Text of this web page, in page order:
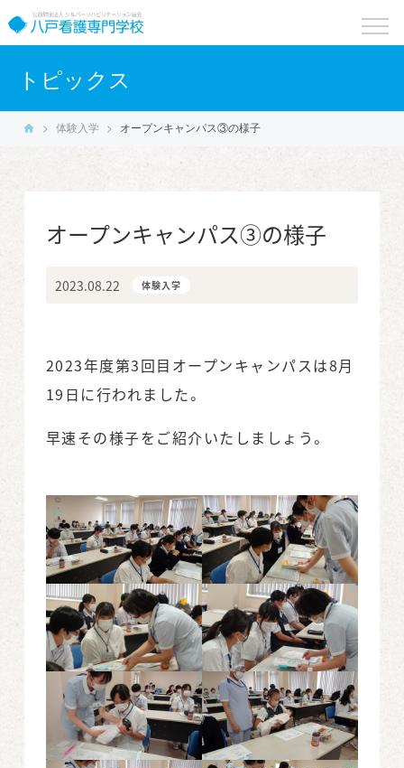
toggle
トピックス
> 体験入学 > オープンキャンパス③の様子
オープンキャンパス③の様子
2023.08.22 体験入学
2023年度第3回目オープンキャンパスは8月
19日に行われました。
早速その様子をご紹介いたしましょう。